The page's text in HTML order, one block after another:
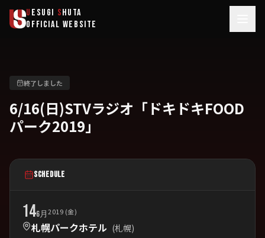
メインコンテンツへスキップ
U ESUGI SHUTA
OFFICIAL WEBSITE
終了しました
6/16(日)STVラジオ「ドキドキFOOD
パーク2019」
SCHEDULE
146月2019 (金)
札幌パークホテル (札幌)